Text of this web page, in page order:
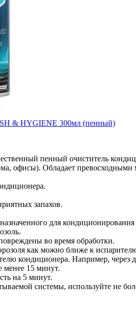
& HYGIENE 300мл (пенный)
пенный очиститель
офисы). Обладает
запахов.
для
во время обработки.
как можно ближе к
кондиционера. Например, через
менее 15 минут.
на 5 минут.
системы, используйте не